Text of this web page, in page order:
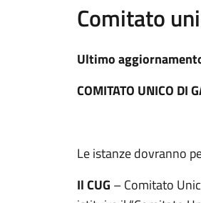
Comitato
Ultimo
COMITATO UNICO DI
Le istanze dovranno
Il CUG – Comitato